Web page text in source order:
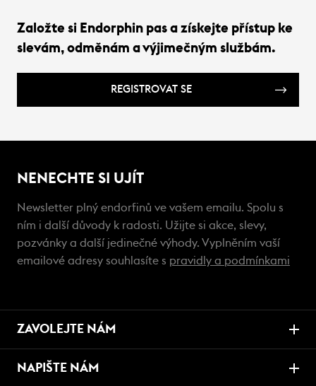
Založte si Endorphin pas a získejte přístup ke
slevám, odměnám a výjimečným službám.
REGISTROVAT SE
NENECHTE SI UJÍT
Newsletter plný endorfinů ve vašem emailu. Spolu s
ním i další důvody k radosti. Užijte si akce, slevy,
pozvánky a další jedinečné výhody. Vyplněním vaší
emailové adresy souhlasíte s pravidly a podmínkami
ZAVOLEJTE NÁM
NAPIŠTE NÁM